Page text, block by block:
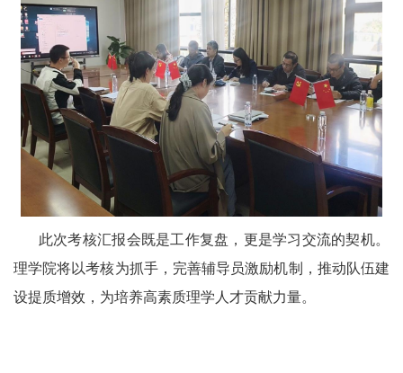
此次考核汇报会既是工作复盘，更是学习交流的契机。
理学院将以考核为抓手，完善辅导员激励机制，推动队伍建
设提质增效，为培养高素质理学人才贡献力量。